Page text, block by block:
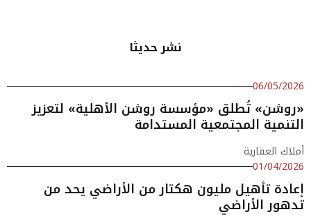
نشر حديثا
06/05/2026
«روشن» تُطلق «مؤسسة روشن الأهلية» لتعزيز
التنمية المجتمعية المستدامة
أملاك العقارية
01/04/2026
إعادة تأهيل مليون هكتار من الأراضي يحد من
تدهور الأراضي